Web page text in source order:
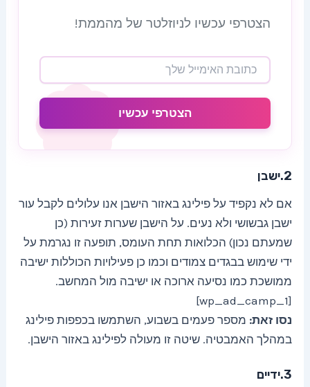
הצטרפי עכשיו לניוזלטר של מהממת!
הצטרפי עכשיו
2.ישבן
אם לא נקפיד על פילינג באזור הישבן אנו עלולים לקבל עור
ישבן גבשושי ולא נעים. על הישבן שערות זעירות (כן
שמעתם נכון) הכלואות תחת העומס, תופעה זו נגרמת על
ידי שימוש בבגדים צמודים וכמו כן פעילויות הכוללות ישיבה
ממושכת כמו נסיעה ארוכה או ישיבה מול המחשב.
[wp_ad_camp_1]
נסו זאת: מספר פעמים בשבוע, השתמשו בכפפות פילינג
במהלך האמבטיה. שיטה זו מעולה לפילינג באזור הישבן.
3.ידיים